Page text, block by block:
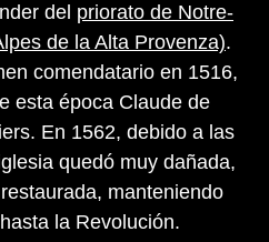
del priorato de Notre-
de la Alta Provenza).
comendatario en 1516,
esta época Claude de
En 1562, debido a las
quedó muy dañada,
manteniendo
la Revolución.